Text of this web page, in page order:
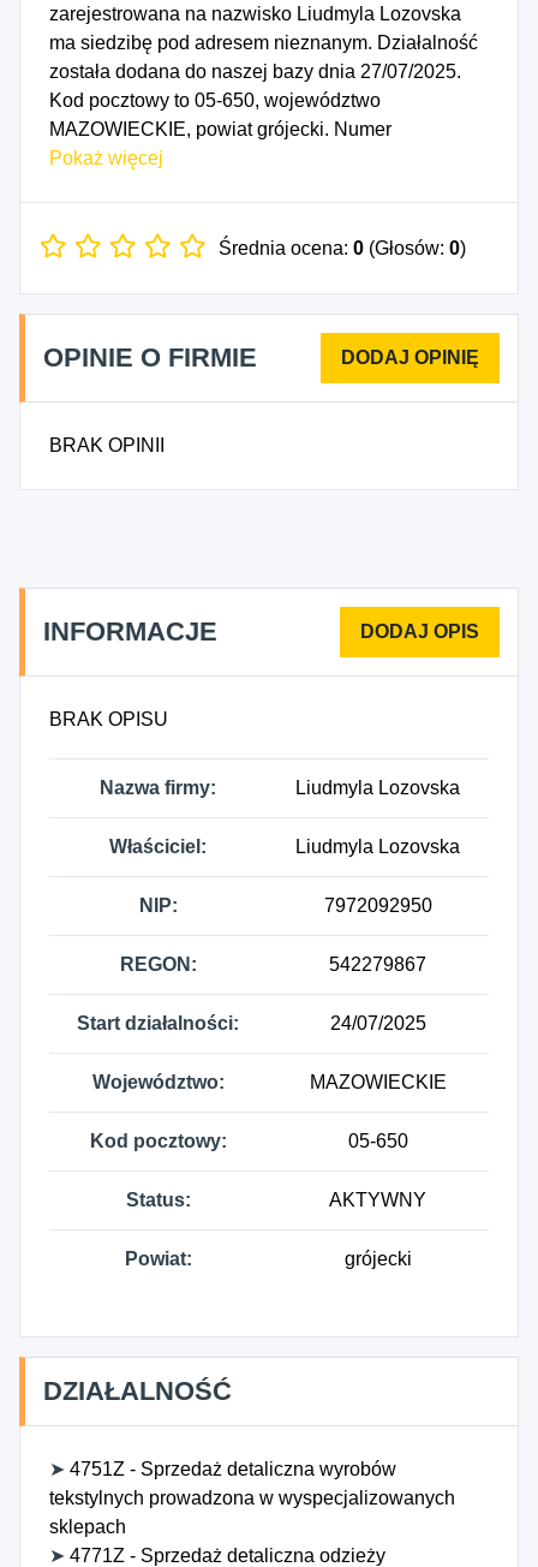
zarejestrowana na nazwisko Liudmyla Lozovska
ma siedzibę pod adresem nieznanym. Działalność
została dodana do naszej bazy dnia 27/07/2025.
Kod pocztowy to 05-650, województwo
MAZOWIECKIE, powiat grójecki. Numer
Identyfikacji Podatkowej NIP to 7972092950, a
działalności gospodarczej przypada na dzień
prowadzona w wyspecjalizowanych sklepach,
4771Z - Sprzedaż detaliczna odzieży prowadzona
w wyspecjalizowanych sklepach.
Pokaż więcej
Średnia ocena: 0 (Głosów: 0)
OPINIE O FIRMIE
BRAK OPINII
INFORMACJE
BRAK OPISU
Nazwa firmy: Liudmyla Lozovska
Właściciel: Liudmyla Lozovska
NIP: 7972092950
REGON: 542279867
Start działalności: 24/07/2025
Województwo: MAZOWIECKIE
Kod pocztowy: 05-650
Status: AKTYWNY
Powiat: grójecki
DZIAŁALNOŚĆ
➤ 4751Z - Sprzedaż detaliczna wyrobów
tekstylnych prowadzona w wyspecjalizowanych
sklepach
➤ 4771Z - Sprzedaż detaliczna odzieży